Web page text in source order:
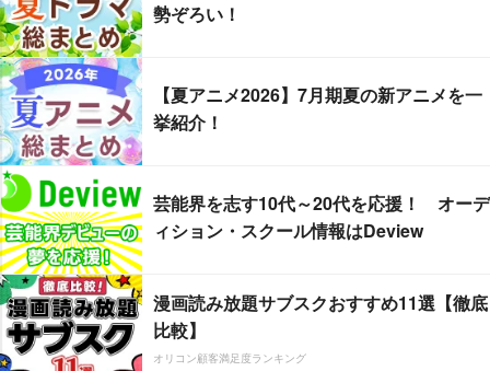
勢ぞろい！
【夏アニメ2026】7月期夏の新アニメを一
挙紹介！
芸能界を志す10代～20代を応援！ オーデ
ィション・スクール情報はDeview
漫画読み放題サブスクおすすめ11選【徹底
比較】
オリコン顧客満足度ランキング